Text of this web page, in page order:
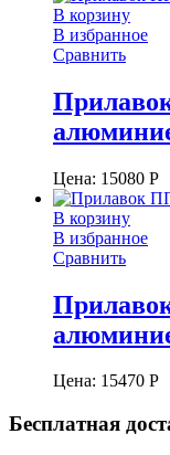
В корзину
В избранное
Сравнить
Цена: 15080 Р
В корзину
В избранное
Сравнить
Цена: 15470 Р
Бесплатная